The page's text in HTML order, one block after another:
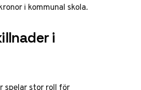
i kommunal skola.
i
spelar stor roll för